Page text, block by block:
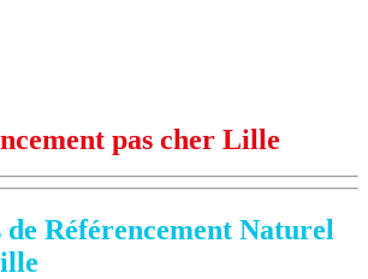
pas cher Lille
Référencement Naturel